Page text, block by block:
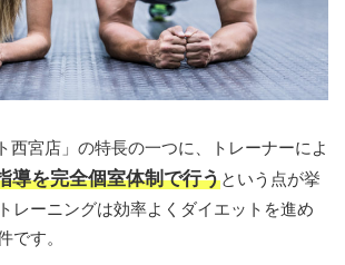
西宮店」の特長の一つに、トレーナーによ
導を完全個室体制で行うという点が挙
レーニングは効率よくダイエットを進め
です。